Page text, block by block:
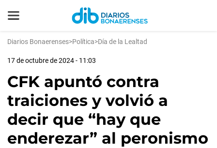
Diarios Bonaerenses>Política>Día de la Lealtad
17 de octubre de 2024 - 11:03
CFK apuntó contra
traiciones y volvió a
decir que “hay que
enderezar” al peronismo